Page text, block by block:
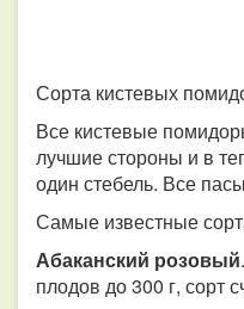
Сорта кистевых
Все кистевые
лучшие стороны и в
один стебель. Все
Самые известные
Абаканский розовый
плодов до 300 г, сорт